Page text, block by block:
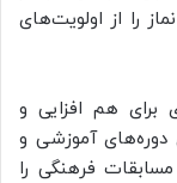
را از اولویت‌های
هم افزایی و
دوره‌های آموزشی و
فرهنگی را